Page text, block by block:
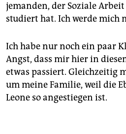
jemanden, der Soziale
studiert hat. Ich werde mich
Ich habe nur noch ein paar
Angst, dass mir hier in
etwas passiert. Gleichzeitig
um meine Familie, weil die
Leone so angestiegen ist.